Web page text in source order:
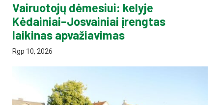
Vairuotojų dėmesiui: kelyje
Kėdainiai–Josvainiai įrengtas
laikinas apvažiavimas
Rgp 10, 2026